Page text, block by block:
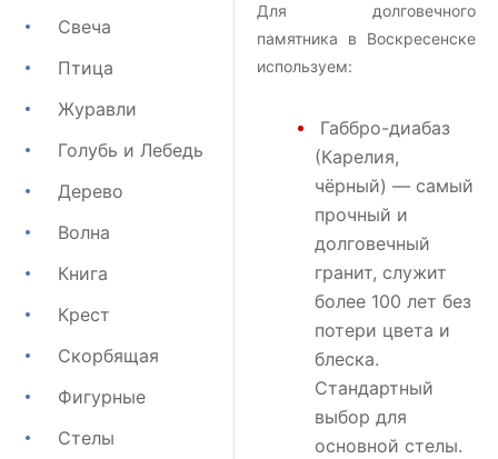
Свеча
Птица
Журавли
Голубь и Лебедь
Дерево
Волна
Книга
Крест
Скорбящая
Фигурные
Стелы
Для долговечного
памятника в Воскресенске
используем:
Габбро-диабаз
(Карелия,
чёрный) — самый
прочный и
долговечный
гранит, служит
более 100 лет без
потери цвета и
блеска.
Стандартный
выбор для
основной стелы.